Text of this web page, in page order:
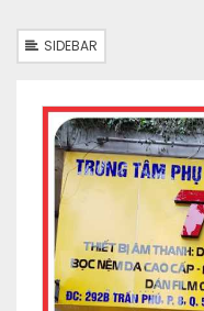
SIDEBAR